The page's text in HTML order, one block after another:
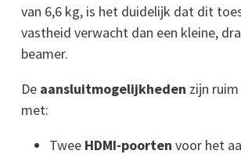
van 6,6 kg, is het duidelijk dat dit
vastheid verwacht dan een kleine,
beamer.
De aansluitmogelijkheden zijn
met:
Twee HDMI-poorten voor het